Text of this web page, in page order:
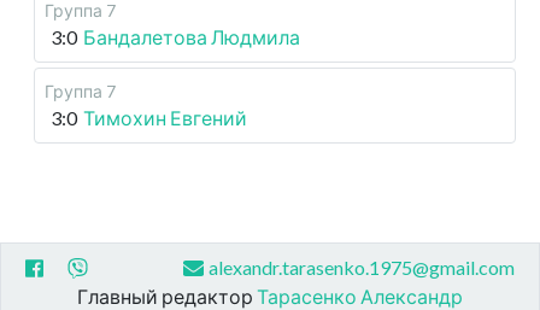
Группа 7
3:0 Бандалетова Людмила
Группа 7
3:0 Тимохин Евгений
alexandr.tarasenko.1975@gmail.com
Главный редактор Тарасенко Александр